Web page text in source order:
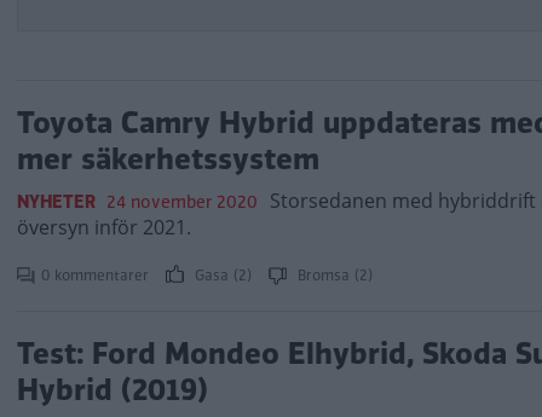
Toyota Camry Hybrid uppdateras
mer säkerhetssystem
NYHETER 24 november 2020 Storsedanen med
översyn inför 2021.
0 kommentarer Gasa (2) Bromsa (2)
Test: Ford Mondeo Elhybrid, Skoda
Hybrid (2019)